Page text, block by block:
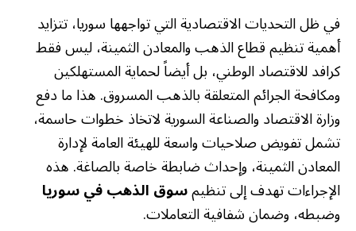
في ظل التحديات الاقتصادية التي تواجهها سوريا، تتزايد
أهمية تنظيم قطاع الذهب والمعادن الثمينة، ليس فقط
كرافد للاقتصاد الوطني، بل أيضاً لحماية المستهلكين
ومكافحة الجرائم المتعلقة بالذهب المسروق. هذا ما دفع
وزارة الاقتصاد والصناعة السورية لاتخاذ خطوات حاسمة،
تشمل تفويض صلاحيات واسعة للهيئة العامة لإدارة
المعادن الثمينة، وإحداث ضابطة خاصة بالصاغة. هذه
الإجراءات تهدف إلى تنظيمسوق الذهب في سوريا
وضبطه، وضمان شفافية التعاملات.